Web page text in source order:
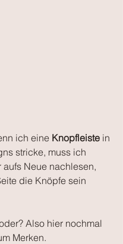
ich eine Knopfleiste in
stricke, muss ich
aufs Neue nachlesen,
die Knöpfe sein
Also hier nochmal
Merken.